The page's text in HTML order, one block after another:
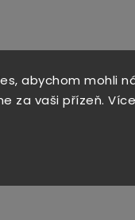
abychom mohli
za vaši přízeň.